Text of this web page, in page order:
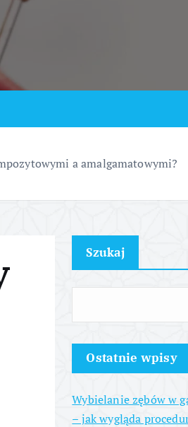
a amalgamatowymi?
Szukaj
Ostatnie wpisy
Wybielanie zębów w
– jak wygląda